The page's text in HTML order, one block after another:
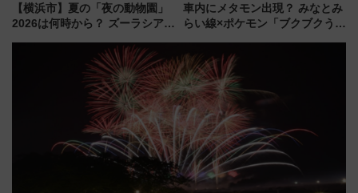
【横浜市】夏の「夜の動物園」
2026は何時から？ ズーラシア・
見どころ、限定イベントを徹底
車内にメタモン出現？ みなとみ
らい線×ポケモン「ブクブクうみ
行開始に！ この夏は直通列車で
横浜へ！